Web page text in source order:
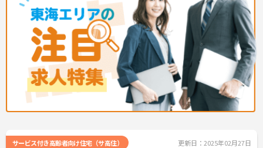
サービス付き高齢者向け住宅（サ高住） 更新日：2025年02月27日